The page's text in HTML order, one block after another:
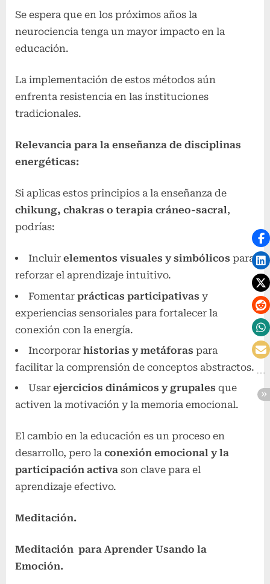
Se espera que en los próximos años la
neurociencia tenga un mayor impacto en la
educación.
La implementación de estos métodos aún
enfrenta resistencia en las instituciones
tradicionales.
Relevancia para la enseñanza de disciplinas
energéticas:
Si aplicas estos principios a la enseñanza de
chikung, chakras o terapia cráneo-sacral,
podrías:
Incluir elementos visuales y simbólicos para
reforzar el aprendizaje intuitivo.
Fomentar prácticas participativas y
experiencias sensoriales para fortalecer la
conexión con la energía.
Incorporar historias y metáforas para
facilitar la comprensión de conceptos abstractos.
Usar ejercicios dinámicos y grupales que
activen la motivación y la memoria emocional.
El cambio en la educación es un proceso en
desarrollo, pero la conexión emocional y la
participación activa son clave para el
aprendizaje efectivo.
Meditación.
Meditación para Aprender Usando la
Emoción.